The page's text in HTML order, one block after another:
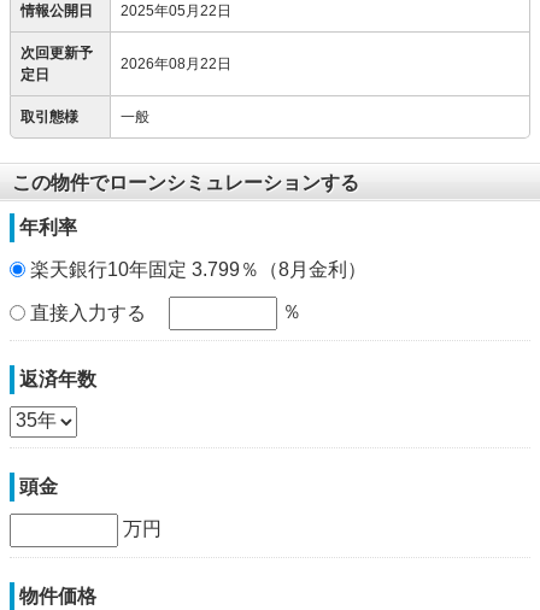
情報公開日 2025年05月22日
次回更新予
定日
2026年08月22日
取引態様 一般
この物件でローンシミュレーションする
年利率
楽天銀行10年固定 3.799％（8月金利）
直接入力する ％
返済年数
頭金
万円
物件価格